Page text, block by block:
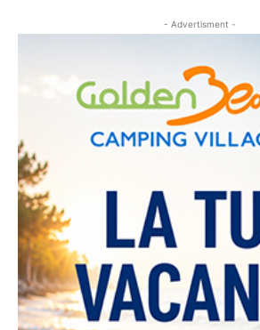
- Advertisment -